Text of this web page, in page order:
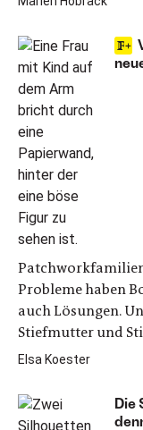
Probleme haben
auch Lösungen.
Stiefmutter und
Elsa Koester
Die